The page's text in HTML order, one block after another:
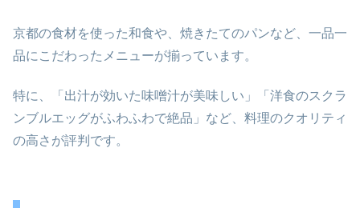
京都の食材を使った和食や、焼きたてのパンなど、一品一
品にこだわったメニューが揃っています。
特に、「出汁が効いた味噌汁が美味しい」「洋食のスクラ
ンブルエッグがふわふわで絶品」など、料理のクオリティ
の高さが評判です。